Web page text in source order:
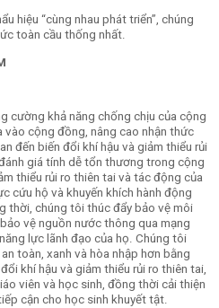
hiệu “cùng nhau phát triển”, chúng
toàn cầu thống nhất.
cường khả năng chống chịu của cộng
vào cộng đồng, nâng cao nhận thức
đến biến đổi khí hậu và giảm thiểu rủi
giá tính dễ tổn thương trong cộng
thiểu rủi ro thiên tai và tác động của
cứu hộ và khuyến khích hành động
thời, chúng tôi thúc đẩy bảo vệ môi
vệ nguồn nước thông qua mạng
lực lãnh đạo của họ. Chúng tôi
toàn, xanh và hòa nhập hơn bằng
khí hậu và giảm thiểu rủi ro thiên tai,
viên và học sinh, đồng thời cải thiện
cận cho học sinh khuyết tật.